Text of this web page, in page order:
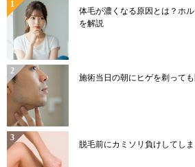
体毛が濃くなる原因とは？ホ
を解説
施術当日の朝にヒゲを剃って
脱毛前にカミソリ負けしてし